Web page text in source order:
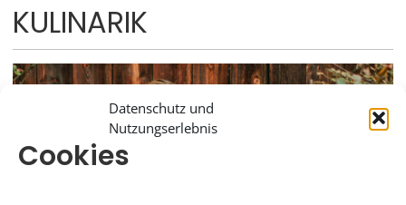
Datenschutz und
Nutzungserlebnis
Cookies
KULINARIK